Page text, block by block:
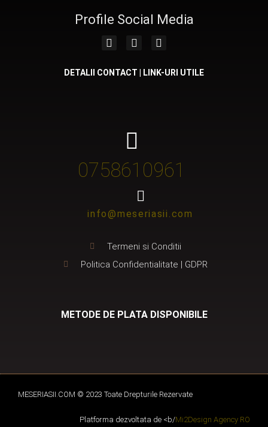
Profile Social Media
DETALII CONTACT | LINK-URI UTILE
0758610961
info@meseriasii.com
Termeni si Conditii
Politica Confidentialitate | GDPR
METODE DE PLATA DISPONIBILE
MESERIASII.COM © 2023 Toate Drepturile Rezervate
Platforma dezvoltata de <b/Mi2Design Agency RO